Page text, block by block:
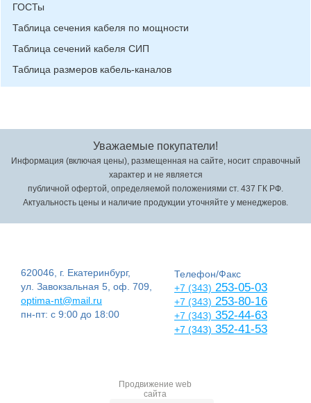
ГОСТы
Таблица сечения кабеля по мощности
Таблица сечений кабеля СИП
Таблица размеров кабель-каналов
Уважаемые покупатели!
Информация (включая цены), размещенная на сайте, носит справочный
характер и не является
публичной офертой, определяемой положениями ст. 437 ГК РФ.
Актуальность цены и наличие продукции уточняйте у менеджеров.
620046, г. Екатеринбург,
ул. Завокзальная 5, оф. 709,
optima-nt@mail.ru
пн-пт: с 9:00 до 18:00
Телефон/Факс
+7 (343) 253-05-03
+7 (343) 253-80-16
+7 (343) 352-44-63
+7 (343) 352-41-53
Продвижение web
сайта